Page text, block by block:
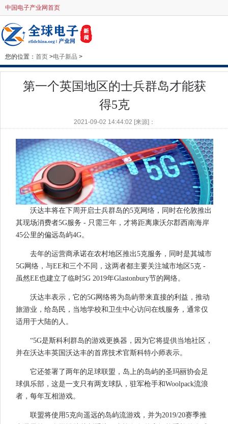
中国电子产业网首页
您的位置： 首页 >电子新品 >
第一个英国地区的士兵群岛才能获
得5克
2021-09-02 14:44:02 [来源]：
沃达丰将在下周开启士兵群岛的5克网络，同时在伦敦推出
其现场消费者5G服务 - 只需三年，才将距离康沃尔郡西南海岸
45公里的偏远岛屿4G。
去年的运营商承诺在农村地区推出5克服务，同时是其城市
5G网络，与EE和三个不同，这两者都主要关注城市地区5克 -
虽然EE也建立了临时5G 2019年Glastonbury节的网络。
沃达丰表示，它的5G网络将为岛屿带来直接的利益，推动
旅游业，给岛民，当地学校和卫生中心访问在线服务，通常仅
适用于大陆的人。
“5G是斯科利群岛的游戏更换器，因为它将提供当地社区，
并在沃达丰英国沃达丰的首席技术官斯科特小师表示。
它还签署了两年的足球联盟，岛上的岛屿的圣玛丽协会足
球俱乐部，这是一支只有两支球队，驻军枪手和Woolpack流浪
者，每年互相游戏。
联盟将使用5克向遥远的岛屿流游戏，并为2019/20赛季推